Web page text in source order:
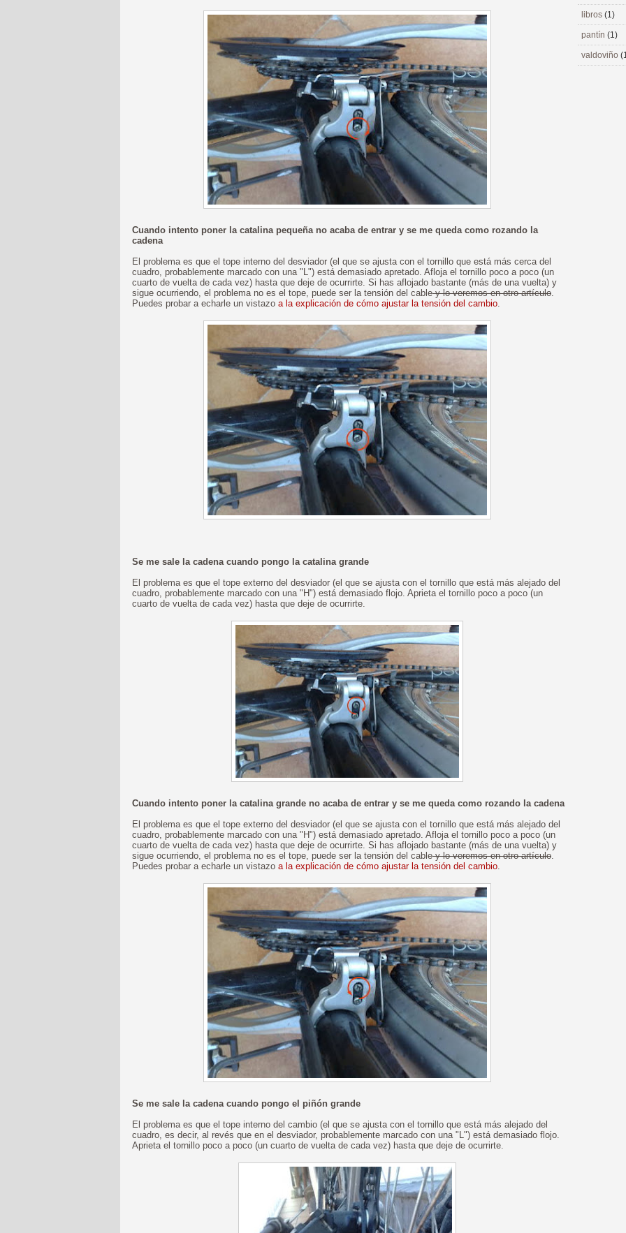
Cuando intento poner la catalina pequeña no acaba de entrar y se me queda como rozando la
cadena
El problema es que el tope interno del desviador (el que se ajusta con el tornillo que está más cerca del
cuadro, probablemente marcado con una "L") está demasiado apretado. Afloja el tornillo poco a poco (un
cuarto de vuelta de cada vez) hasta que deje de ocurrirte. Si has aflojado bastante (más de una vuelta) y
sigue ocurriendo, el problema no es el tope, puede ser la tensión del cabley lo veremos en otro artículo.
Puedes probar a echarle un vistazo a la explicación de cómo ajustar la tensión del cambio.
Se me sale la cadena cuando pongo la catalina grande
El problema es que el tope externo del desviador (el que se ajusta con el tornillo que está más alejado del
cuadro, probablemente marcado con una "H") está demasiado flojo. Aprieta el tornillo poco a poco (un
cuarto de vuelta de cada vez) hasta que deje de ocurrirte.
Cuando intento poner la catalina grande no acaba de entrar y se me queda como rozando la cadena
El problema es que el tope externo del desviador (el que se ajusta con el tornillo que está más alejado del
cuadro, probablemente marcado con una "H") está demasiado apretado. Afloja el tornillo poco a poco (un
cuarto de vuelta de cada vez) hasta que deje de ocurrirte. Si has aflojado bastante (más de una vuelta) y
sigue ocurriendo, el problema no es el tope, puede ser la tensión del cabley lo veremos en otro artículo.
Puedes probar a echarle un vistazo a la explicación de cómo ajustar la tensión del cambio.
Se me sale la cadena cuando pongo el piñón grande
El problema es que el tope interno del cambio (el que se ajusta con el tornillo que está más alejado del
cuadro, es decir, al revés que en el desviador, probablemente marcado con una "L") está demasiado flojo.
Aprieta el tornillo poco a poco (un cuarto de vuelta de cada vez) hasta que deje de ocurrirte.
libros (1)
pantín (1)
valdoviño